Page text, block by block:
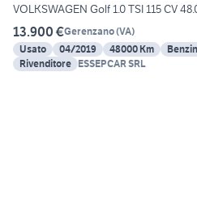
VOLKSWAGEN Golf 1.0 TSI 115 CV
13.900 €Gerenzano(VA)
Usato
04/2019 48000 Km
Rivenditore ESSEPCAR SRL